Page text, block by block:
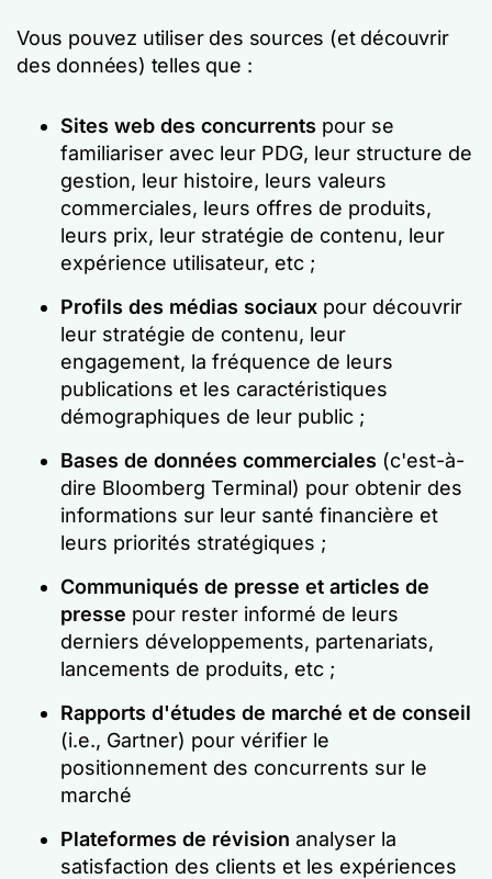
Vous pouvez utiliser des sources (et découvrir
des données) telles que :
Sites web des concurrents pour se
familiariser avec leur PDG, leur structure de
gestion, leur histoire, leurs valeurs
commerciales, leurs offres de produits,
leurs prix, leur stratégie de contenu, leur
expérience utilisateur, etc ;
Profils des médias sociaux pour découvrir
leur stratégie de contenu, leur
engagement, la fréquence de leurs
publications et les caractéristiques
démographiques de leur public ;
Bases de données commerciales (c'est-à-
dire Bloomberg Terminal) pour obtenir des
informations sur leur santé financière et
leurs priorités stratégiques ;
Communiqués de presse et articles de
presse pour rester informé de leurs
derniers développements, partenariats,
lancements de produits, etc ;
Rapports d'études de marché et de conseil
(i.e., Gartner) pour vérifier le
positionnement des concurrents sur le
marché
Plateformes de révision analyser la
satisfaction des clients et les expériences